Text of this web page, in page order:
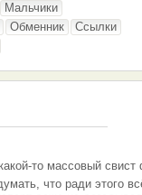
Мальчики
Обменник
Ссылки
то массовый свист
что ради этого